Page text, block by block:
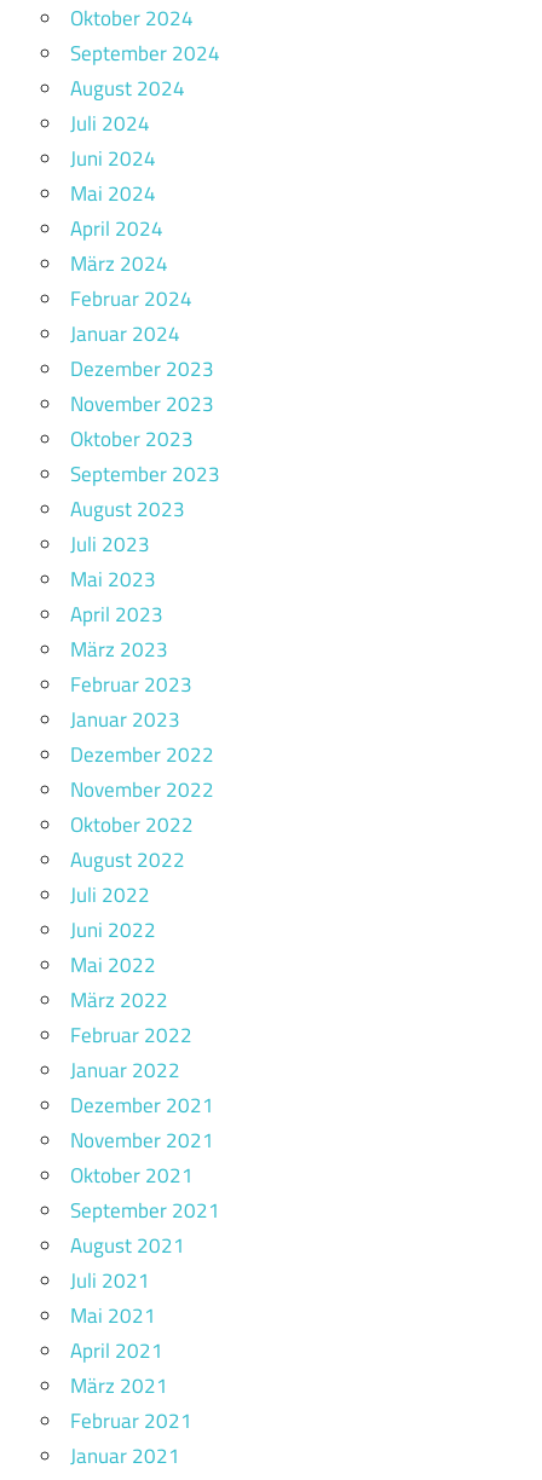
Oktober 2024
September 2024
August 2024
Juli 2024
Juni 2024
Mai 2024
April 2024
März 2024
Februar 2024
Januar 2024
Dezember 2023
November 2023
Oktober 2023
September 2023
August 2023
Juli 2023
Mai 2023
April 2023
März 2023
Februar 2023
Januar 2023
Dezember 2022
November 2022
Oktober 2022
August 2022
Juli 2022
Juni 2022
Mai 2022
März 2022
Februar 2022
Januar 2022
Dezember 2021
November 2021
Oktober 2021
September 2021
August 2021
Juli 2021
Mai 2021
April 2021
März 2021
Februar 2021
Januar 2021